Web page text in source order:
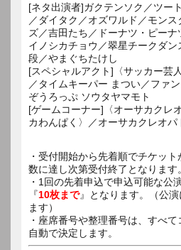
[ネタ出演者]ガクテンソク／ツー
／ダイタク／オズワルド／モン
ズ／吉田たち／ドーナツ・ピー
イノシカチョウ／翠星チークダン
段／やまぐちたけし
[スペシャルアクト]〈サッカー芸
／タイムキーパー まつい／ファ
ぞうろっぷ ソウタヤマモト
[ゲームコーナー]〈オーサカクレ
カわんぱく〉／オーサカクレオパ
・受付開始から先着順でチケッ
数に達し次第受付終了となります。
・1回の先着申込で申込可能な公
『10枚まで』となります。（公
ます）
・座席番号や整理番号は、すべ
自動で決定します。